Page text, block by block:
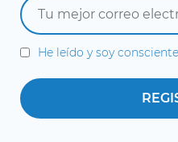
He leído y soy